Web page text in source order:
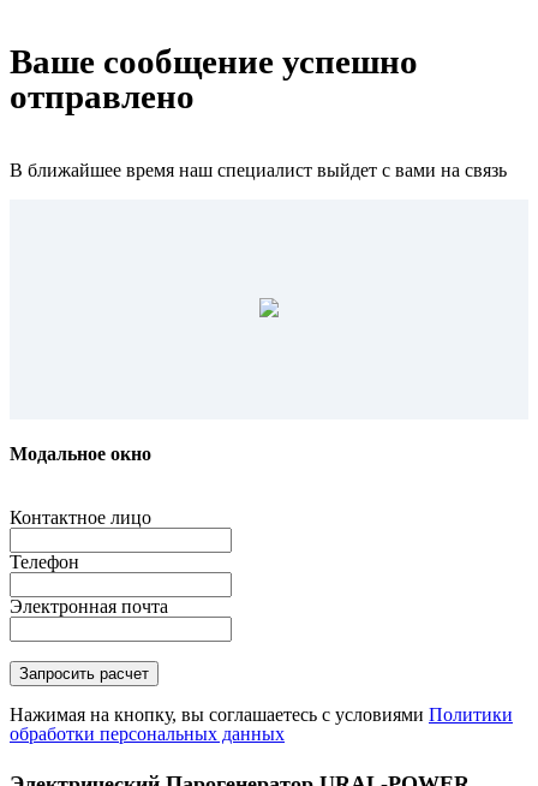
Ваше сообщение успешно
отправлено
В ближайшее время наш специалист выйдет с вами на связь
Модальное окно
Контактное лицо
Телефон
Электронная почта
Нажимая на кнопку, вы соглашаетесь с условиями Политики
обработки персональных данных